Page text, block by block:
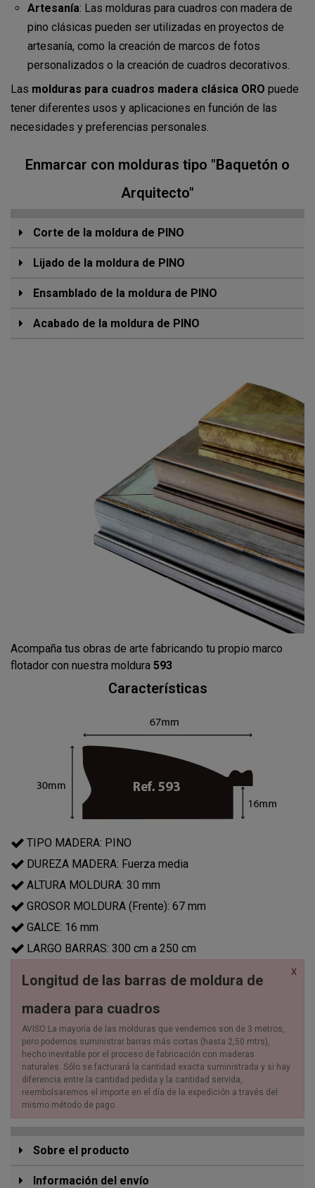
Artesanía: Las molduras para cuadros con madera de
pino clásicas pueden ser utilizadas en proyectos de
artesanía, como la creación de marcos de fotos
personalizados o la creación de cuadros decorativos.
Las molduras para cuadros madera clásica ORO puede
tener diferentes usos y aplicaciones en función de las
necesidades y preferencias personales.
Enmarcar con molduras tipo "Baquetón o
Arquitecto"
Corte de la moldura de PINO
Lijado de la moldura de PINO
Ensamblado de la moldura de PINO
Acabado de la moldura de PINO
Acompaña tus obras de arte fabricando tu propio marco
flotador con nuestra moldura 593
Características
TIPO MADERA: PINO
DUREZA MADERA: Fuerza media
ALTURA MOLDURA: 30 mm
GROSOR MOLDURA (Frente): 67 mm
GALCE: 16 mm
LARGO BARRAS: 300 cm a 250 cm
Longitud de las barras de moldura de
madera para cuadros
AVISO:La mayoría de las molduras que vendemos son de 3 metros,
pero podemos suministrar barras más cortas (hasta 2,50 mtrs),
hecho inevitable por el proceso de fabricación con maderas
naturales. Sólo se facturará la cantidad exacta suministrada y si hay
diferencia entre la cantidad pedida y la cantidad servida,
reembolsaremos el importe en el día de la expedición a través del
mismo método de pago.
X
Sobre el producto
Información del envío